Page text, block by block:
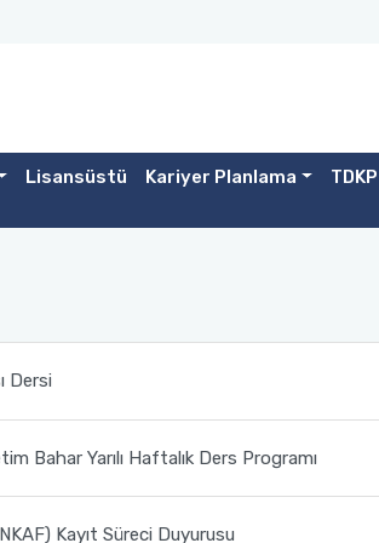
Lisansüstü Kariyer Planlama TDKP
Dersi
Bahar Yarılı Haftalık Ders Programı
Kayıt Süreci Duyurusu